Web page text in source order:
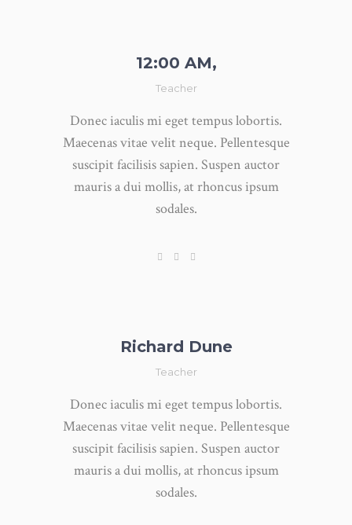
12:00 AM,
Teacher
Donec iaculis mi eget tempus lobortis.
Maecenas vitae velit neque. Pellentesque
suscipit facilisis sapien. Suspen auctor
mauris a dui mollis, at rhoncus ipsum
sodales.
Richard Dune
Teacher
Donec iaculis mi eget tempus lobortis.
Maecenas vitae velit neque. Pellentesque
suscipit facilisis sapien. Suspen auctor
mauris a dui mollis, at rhoncus ipsum
sodales.